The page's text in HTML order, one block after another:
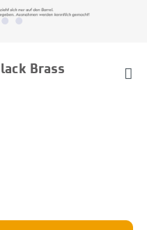
Brass